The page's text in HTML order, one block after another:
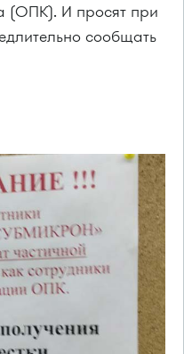
(ОПК). И просят при
сообщать